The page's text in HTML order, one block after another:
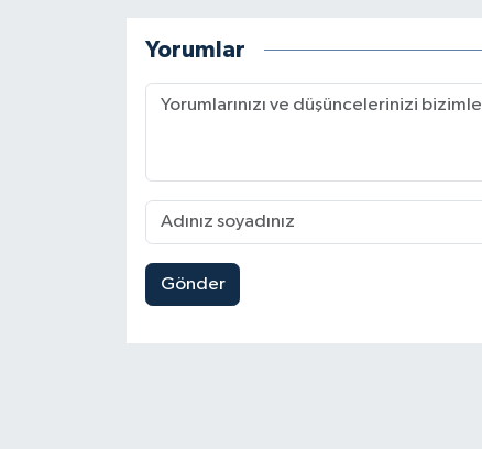
Yorumlar
Gönder